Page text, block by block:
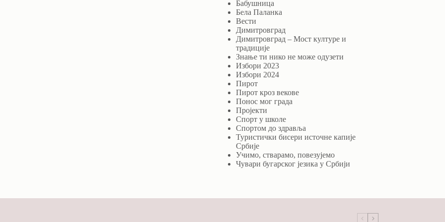
Бабушница
Бела Паланка
Вести
Димитровград
Димитровград – Мост културе и
традиције
Знање ти нико не може одузети
Избори 2023
Избори 2024
Пирот
Пирот кроз векове
Понос мог града
Пројекти
Спорт у школе
Спортом до здравља
Туристички бисери источне капије
Србије
Учимо, стварамо, повезујемо
Чувари бугарског језика у Србији